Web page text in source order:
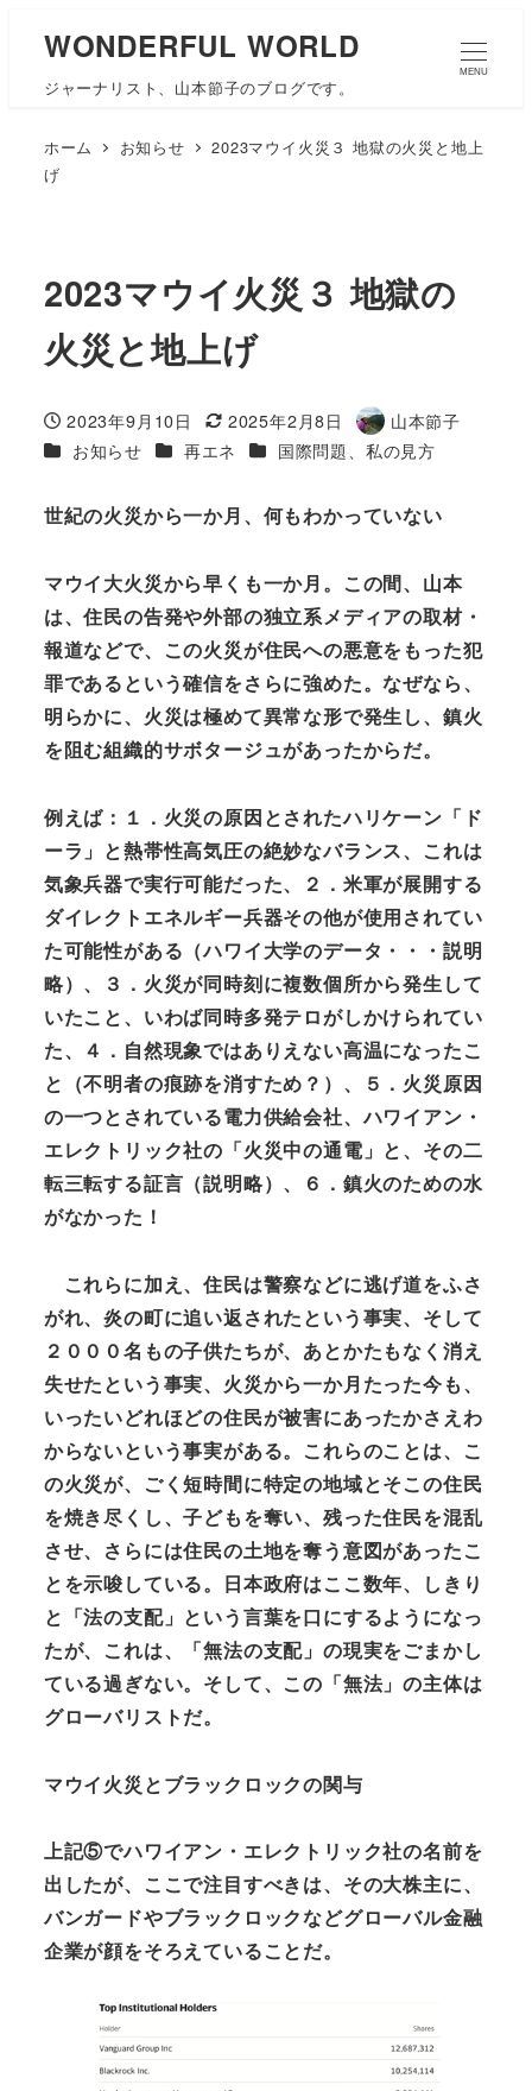
WONDERFUL WORLD
ジャーナリスト、山本節子のブログです。
MENU
ホーム お知らせ
2023マウイ火災３ 地獄の火災と地上
げ
2023マウイ火災３ 地獄の
火災と地上げ
投稿日
2023年9月10日
更新日
2025年2月8日
著
者
山本節子
カテゴリー
お知らせ カテゴリー
再エネ カテゴリー
国際問題、私の見方
世紀の火災から一か月、何もわかっていない
マウイ大火災から早くも一か月。この間、山本
は、住民の告発や外部の独立系メディアの取材・
報道などで、この火災が住民への悪意をもった犯
罪であるという確信をさらに強めた。なぜなら、
明らかに、火災は極めて異常な形で発生し、鎮火
を阻む組織的サボタージュがあったからだ。
例えば：１．火災の原因とされたハリケーン「ド
ーラ」と熱帯性高気圧の絶妙なバランス、これは
気象兵器で実行可能だった、２．米軍が展開する
ダイレクトエネルギー兵器その他が使用されてい
た可能性がある（ハワイ大学のデータ・・・説明
略）、３．火災が同時刻に複数個所から発生して
いたこと、いわば同時多発テロがしかけられてい
た、４．自然現象ではありえない高温になったこ
と（不明者の痕跡を消すため？）、５．火災原因
の一つとされている電力供給会社、ハワイアン・
エレクトリック社の「火災中の通電」と、その二
転三転する証言（説明略）、６．鎮火のための水
がなかった！
これらに加え、住民は警察などに逃げ道をふさ
がれ、炎の町に追い返されたという事実、そして
２０００名もの子供たちが、あとかたもなく消え
失せたという事実、火災から一か月たった今も、
いったいどれほどの住民が被害にあったかさえわ
からないという事実がある。これらのことは、こ
の火災が、ごく短時間に特定の地域とそこの住民
を焼き尽くし、子どもを奪い、残った住民を混乱
させ、さらには住民の土地を奪う意図があったこ
とを示唆している。日本政府はここ数年、しきり
と「法の支配」という言葉を口にするようになっ
たが、これは、「無法の支配」の現実をごまかし
ている過ぎない。そして、この「無法」の主体は
グローバリストだ。
マウイ火災とブラックロックの関与
上記⑤でハワイアン・エレクトリック社の名前を
出したが、ここで注目すべきは、その大株主に、
バンガードやブラックロックなどグローバル金融
企業が顔をそろえていることだ。